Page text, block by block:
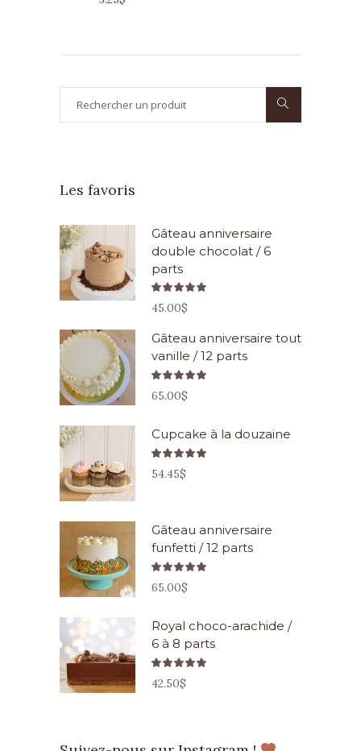
Les favoris
Gâteau anniversaire
double chocolat / 6
parts
5.00
45.00$
Gâteau anniversaire tout
vanille / 12 parts
5.00
65.00$
Cupcake à la douzaine
5.00
54.45$
Gâteau anniversaire
funfetti / 12 parts
5.00
65.00$
Royal choco-arachide /
6 à 8 parts
5.00
42.50$